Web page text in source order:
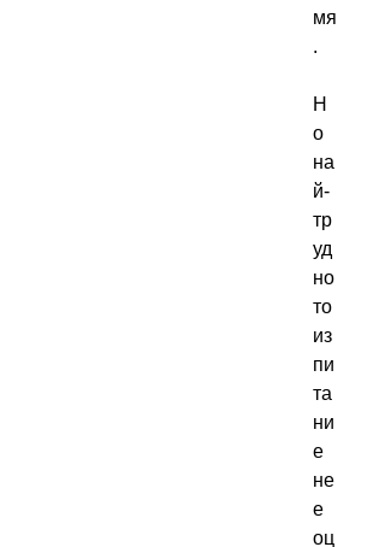
мя
.
Н
о
на
й-
тр
уд
но
то
из
пи
та
ни
е
не
е
оц